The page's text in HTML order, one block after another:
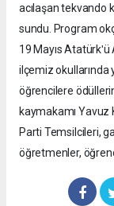
acılaşan tekvando
sundu. Program
19 Mayıs
ilçemiz okullarında
öğrencilere
kaymakamı Yavuz
Parti Temsilcileri,
öğretmenler,